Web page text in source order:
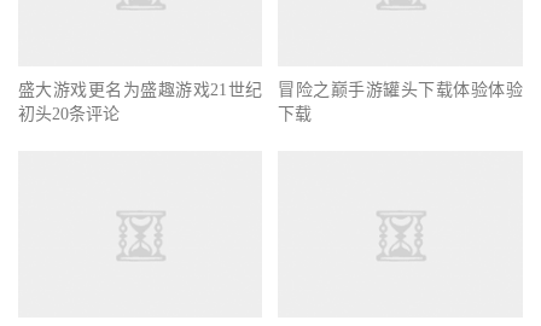
盛大游戏更名为盛趣游戏21世纪
初头20条评论
冒险之巅手游罐头下载体验体验
下载